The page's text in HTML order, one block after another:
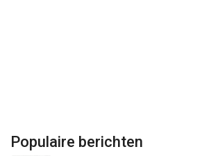
Populaire berichten